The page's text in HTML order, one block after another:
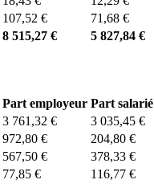
107,52 €
71,68 €
8 515,27 € 5 827,84 €
Part employeur Part salarié
3 761,32 €
3 035,45 €
972,80 €
204,80 €
567,50 €
378,33 €
77,85 €
116,77 €